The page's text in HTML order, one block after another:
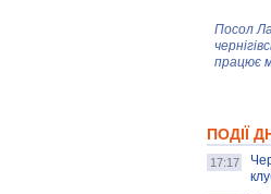
Посол
працює
ПОДІЇ
17:17